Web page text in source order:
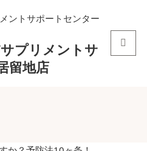
プリメントサ
留地店